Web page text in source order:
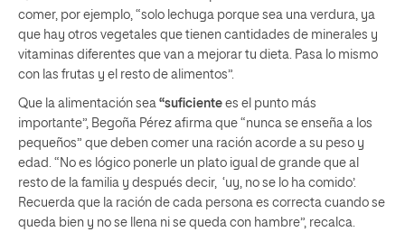
comer, por ejemplo, “solo lechuga porque sea una verdura, ya
que hay otros vegetales que tienen cantidades de minerales y
vitaminas diferentes que van a mejorar tu dieta. Pasa lo mismo
con las frutas y el resto de alimentos”.
Que la alimentación sea “suficiente es el punto más
importante”, Begoña Pérez afirma que “nunca se enseña a los
pequeños” que deben comer una ración acorde a su peso y
edad. “No es lógico ponerle un plato igual de grande que al
resto de la familia y después decir, ‘uy, no se lo ha comido’.
Recuerda que la ración de cada persona es correcta cuando se
queda bien y no se llena ni se queda con hambre”, recalca.